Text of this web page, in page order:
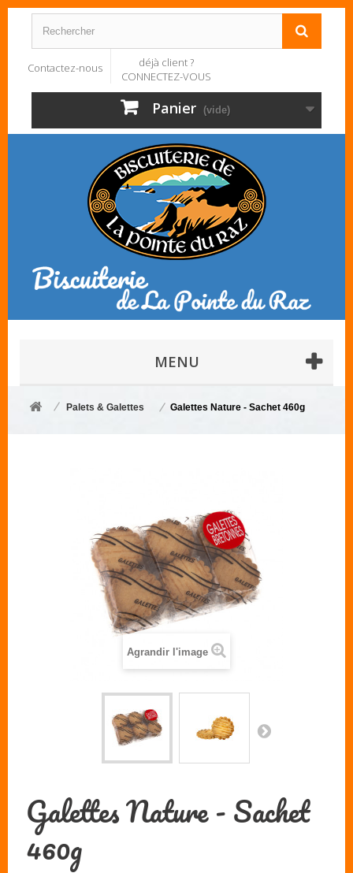
Contactez-nous
déjà client ?
CONNECTEZ-VOUS
Panier (vide)
MENU
Palets & Galettes Galettes Nature - Sachet 460g
Agrandir l'image
Galettes Nature - Sachet
460g